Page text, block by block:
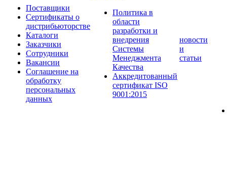
Поставщики
Сертификаты о
дистрибьюторстве
Каталоги
Заказчики
Сотрудники
Вакансии
Соглашение на
обработку
персональных
данных
Политика в
области
разработки и
внедрения
Системы
Менеджмента
Качества
Аккредитованный
сертификат ISO
9001:2015
новости
и
статьи